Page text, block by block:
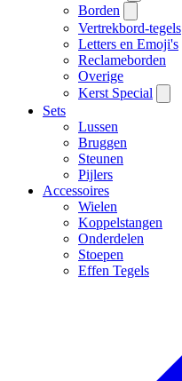
Borden
Vertrekbord-tegels
Letters en Emoji's
Reclameborden
Overige
Kerst Special
Sets
Lussen
Bruggen
Steunen
Pijlers
Accessoires
Wielen
Koppelstangen
Onderdelen
Stoepen
Effen Tegels